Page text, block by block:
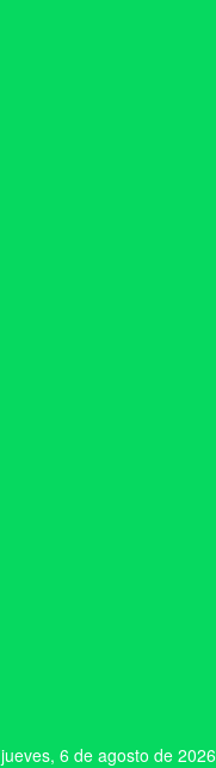
jueves, 6 de agosto de 2026